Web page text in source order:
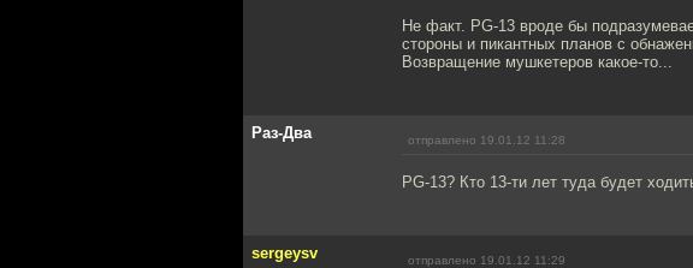
Не факт. PG-13 вроде бы
стороны и пикантных планов с
Возвращение мушкетеров какое-то...
Раз-Два отправлено 19.01.12 11:28
PG-13? Кто 13-ти лет туда будет
sergeysv отправлено 19.01.12 11:29